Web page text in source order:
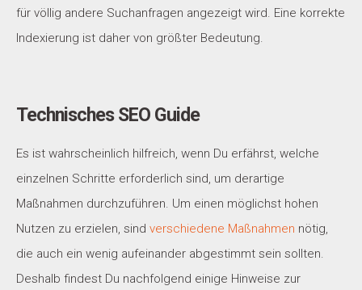
für völlig andere Suchanfragen angezeigt wird. Eine korrekte
Indexierung ist daher von größter Bedeutung.
Technisches SEO Guide
Es ist wahrscheinlich hilfreich, wenn Du erfährst, welche
einzelnen Schritte erforderlich sind, um derartige
Maßnahmen durchzuführen. Um einen möglichst hohen
Nutzen zu erzielen, sind verschiedene Maßnahmen nötig,
die auch ein wenig aufeinander abgestimmt sein sollten.
Deshalb findest Du nachfolgend einige Hinweise zur